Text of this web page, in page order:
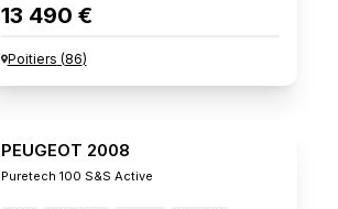
13 490 €
Poitiers (86)
PEUGEOT 2008
Puretech 100 S&s Active